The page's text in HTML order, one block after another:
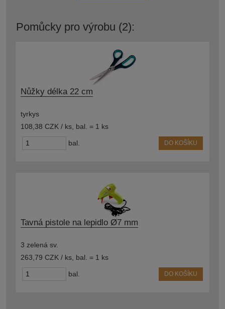
Pomůcky pro výrobu (2):
Nůžky délka 22 cm
tyrkys
108,38 CZK / ks bal. = 1 ks
bal. DO KOŠÍKU
Tavná pistole na lepidlo Ø7 mm
3 zelená sv.
263,79 CZK / ks bal. = 1 ks
bal. DO KOŠÍKU